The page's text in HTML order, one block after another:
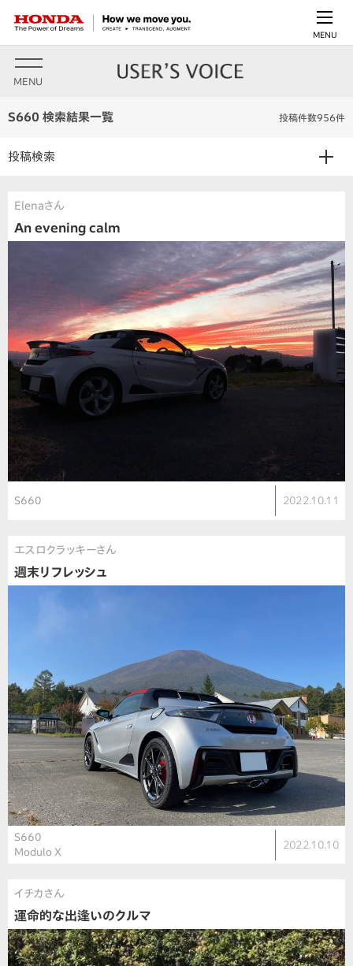
MENU
MENU
S660 検索結果一覧 投稿件数956件
投稿検索
Elenaさん
An evening calm
S660 2022.10.11
エスロクラッキーさん
週末リフレッシュ
S660
Modulo X
2022.10.10
イチカさん
運命的な出逢いのクルマ